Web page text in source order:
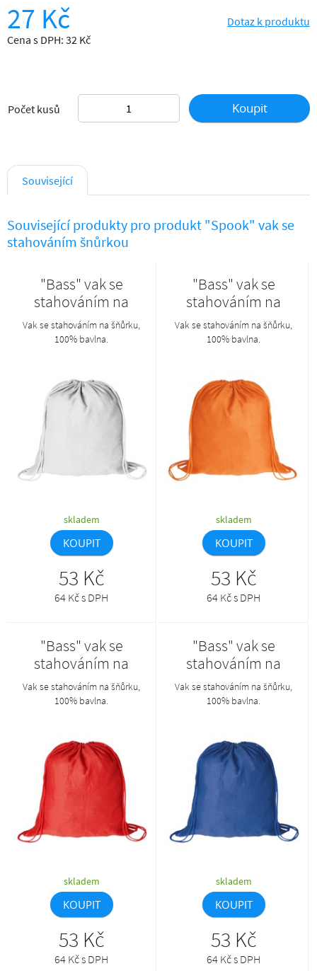
27 Kč
Cena s DPH: 32 Kč
Dotaz k produktu
Počet kusů Koupit
Související
Související produkty pro produkt "Spook" vak se
stahováním šnůrkou
"Bass" vak se
stahováním na
šňůrku
Vak se stahováním na šňůrku,
100% bavlna.
skladem
KOUPIT
53 Kč
64 Kč s DPH
"Bass" vak se
stahováním na
šňůrku
Vak se stahováním na šňůrku,
100% bavlna.
skladem
KOUPIT
53 Kč
64 Kč s DPH
"Bass" vak se
stahováním na
šňůrku
Vak se stahováním na šňůrku,
100% bavlna.
skladem
KOUPIT
53 Kč
64 Kč s DPH
"Bass" vak se
stahováním na
šňůrku
Vak se stahováním na šňůrku,
100% bavlna.
skladem
KOUPIT
53 Kč
64 Kč s DPH